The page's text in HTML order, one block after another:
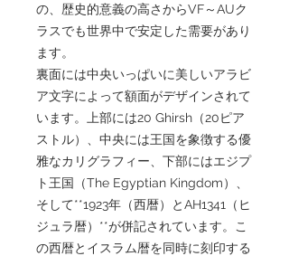
の、歴史的意義の高さからVF～AUク
ラスでも世界中で安定した需要があり
ます。
裏面には中央いっぱいに美しいアラビ
ア文字によって額面がデザインされて
います。上部には20 Ghirsh（20ピア
ストル）、中央には王国を象徴する優
雅なカリグラフィー、下部にはエジプ
ト王国（The Egyptian Kingdom）、
そして**1923年（西暦）とAH1341（ヒ
ジュラ暦）**が併記されています。こ
の西暦とイスラム暦を同時に刻印する